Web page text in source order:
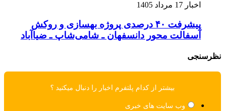
اخبار 17 مرداد 1405
پیشرفت ۴۰ درصدی پروژه بهسازی و روکش
آسفالت محور دانسفهان ـ شامی‌شاپ ـ ضیاآباد
نظرسنجی
بیشتر از کدام پلتفرم اخبار را دنبال میکنید ؟
وب سایت های خبری